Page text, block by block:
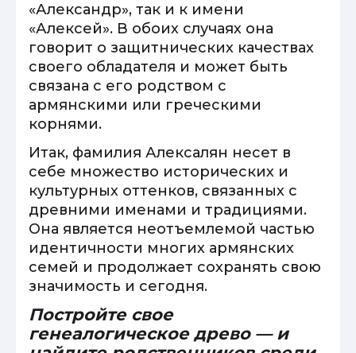
«Александр», так и к имени
«Алексей». В обоих случаях она
говорит о защитнических качествах
своего обладателя и может быть
связана с его родством с
армянскими или греческими
корнями.
Итак, фамилия Алексалян несет в
себе множество исторических и
культурных оттенков, связанных с
древними именами и традициями.
Она является неотъемлемой частью
идентичности многих армянских
семей и продолжает сохранять свою
значимость и сегодня.
Постройте свое
генеалогическое древо — и